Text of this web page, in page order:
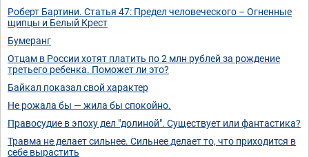
Роберт Бартини. Статья 47: Предел человеческого – Огненные
щипцы и Белый Крест
Бумеранг
Отцам в России хотят платить по 2 млн рублей за рождение
третьего ребенка. Поможет ли это?
Байкал показал свой характер
Не рожала бы — жила бы спокойно.
Правосудие в эпоху дел "долиной". Существует или фантастика?
Травма не делает сильнее. Сильнее делает то, что приходится в
себе вырастить